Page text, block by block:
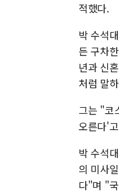
적했다.
박 수석
든 구차
년과 신
처럼 말
그는 "코
오른다'
박 수석
의 미사
다"며 "